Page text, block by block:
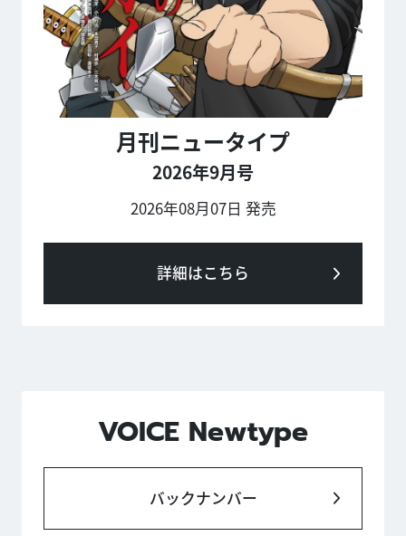
月刊ニュータイプ
2026年9月号
2026年08月07日 発売
詳細はこちら
VOICE Newtype
バックナンバー